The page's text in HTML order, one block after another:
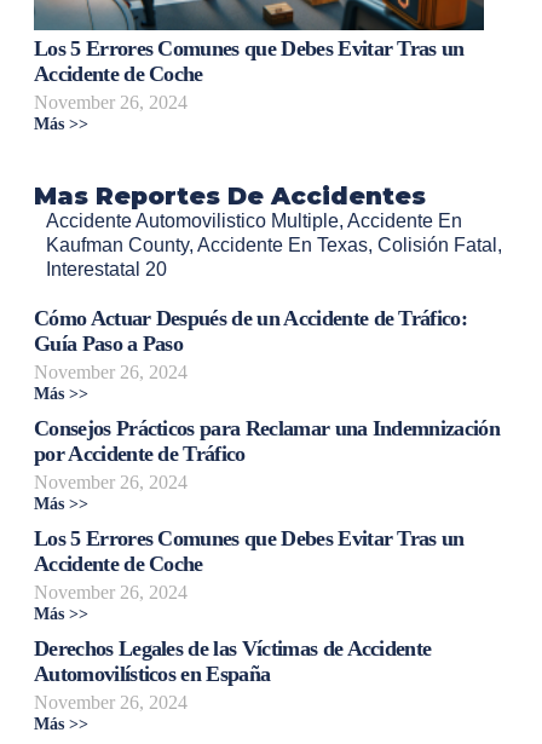
Los 5 Errores Comunes que Debes Evitar Tras un
Accidente de Coche
November 26, 2024
Más >>
Mas Reportes De Accidentes
Accidente Automovilistico Multiple, Accidente En
Kaufman County, Accidente En Texas, Colisión Fatal ,
Interestatal 20
Cómo Actuar Después de un Accidente de Tráfico:
Guía Paso a Paso
November 26, 2024
Más >>
Consejos Prácticos para Reclamar una Indemnización
por Accidente de Tráfico
November 26, 2024
Más >>
Los 5 Errores Comunes que Debes Evitar Tras un
Accidente de Coche
November 26, 2024
Más >>
Derechos Legales de las Víctimas de Accidente
Automovilísticos en España
November 26, 2024
Más >>